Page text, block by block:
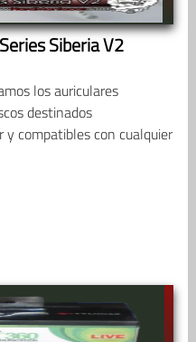
Siberia V2
los auriculares
destinados
compatibles con cualquier